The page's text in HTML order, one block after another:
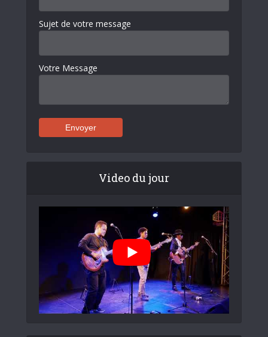
Sujet de votre message
Votre Message
Video du jour